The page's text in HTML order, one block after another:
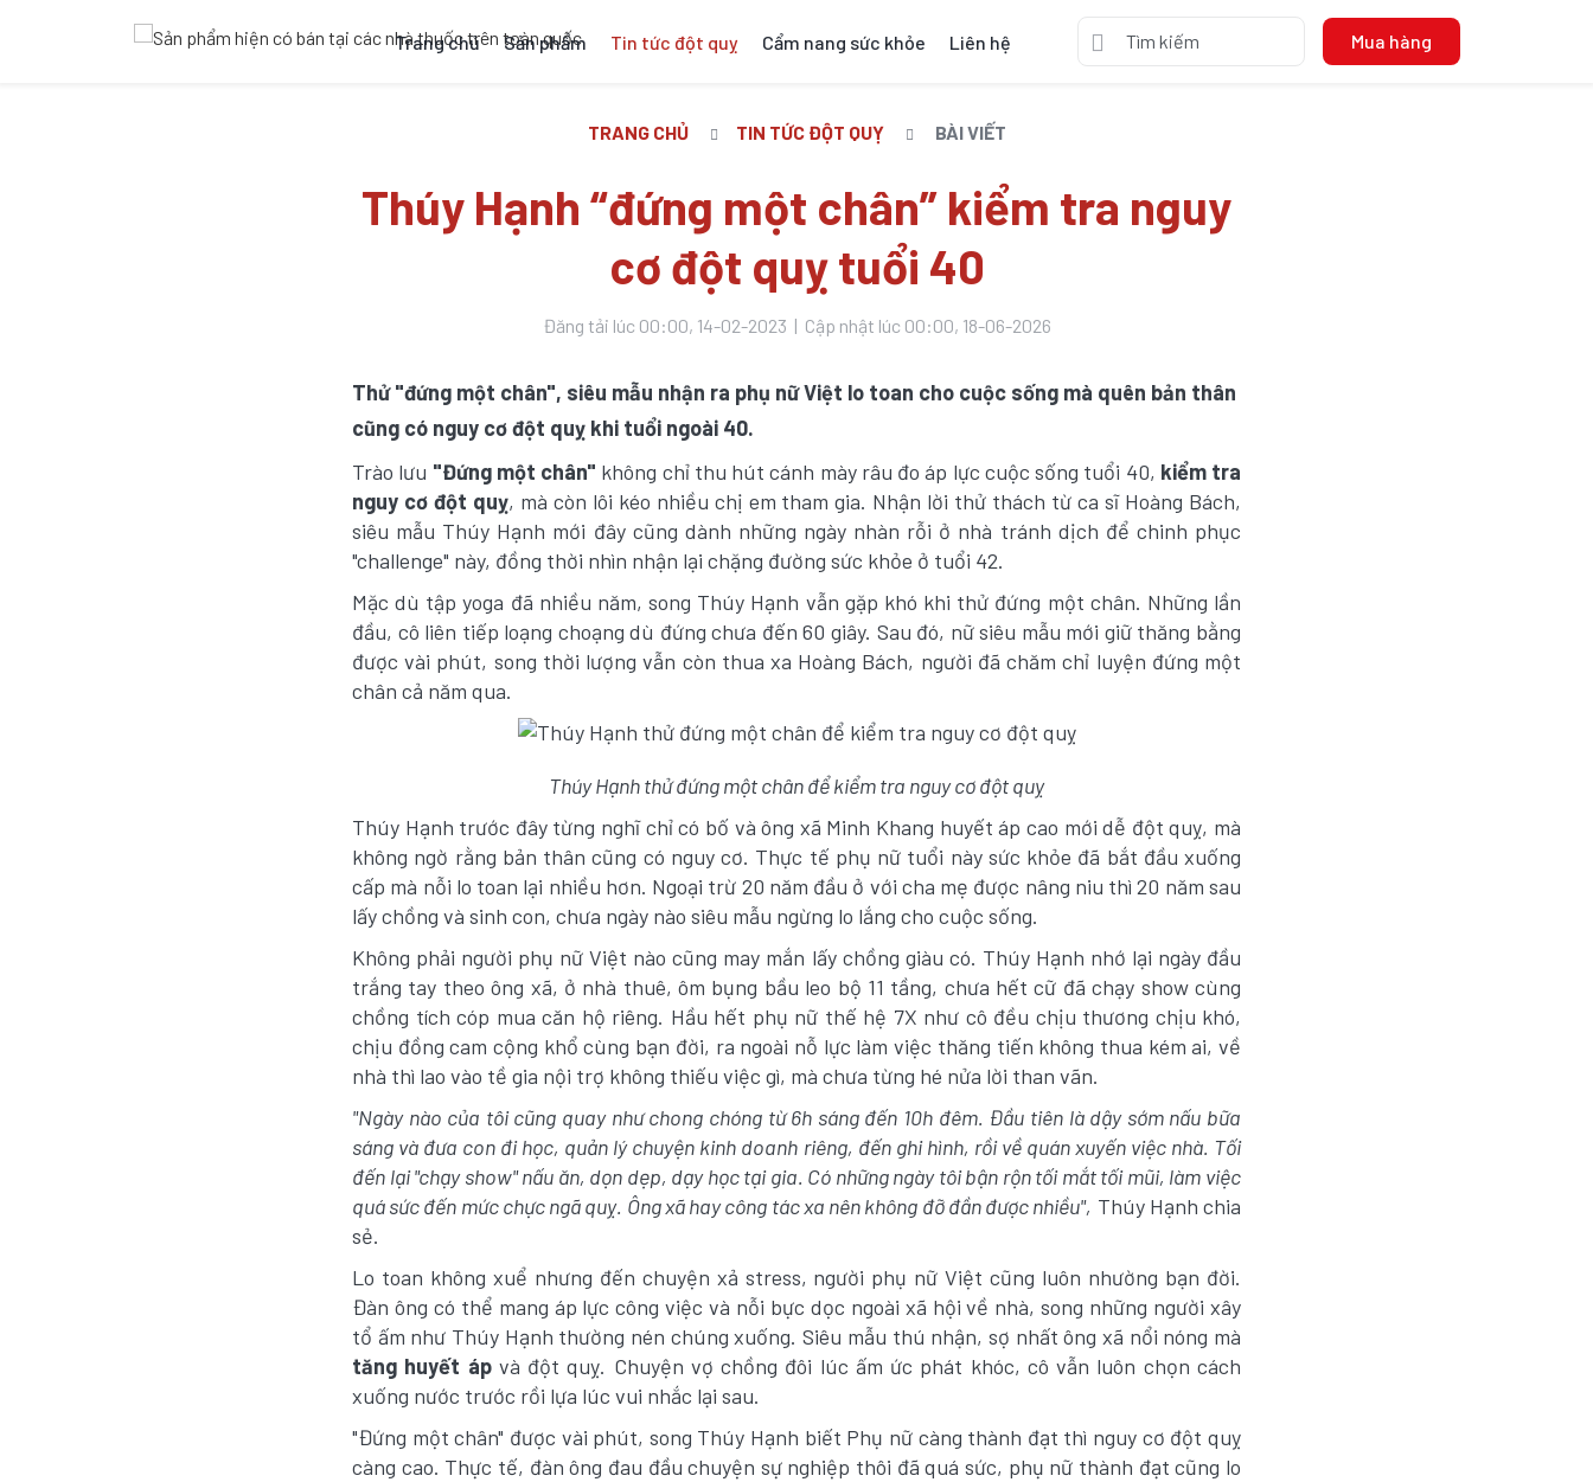
Trang chủ Sản phẩm Tin tức đột quỵ Cẩm nang sức khỏe Liên hệ Mua hàng
TRANG CHỦ TIN TỨC ĐỘT QUỴ BÀI VIẾT
Thúy Hạnh “đứng một chân” kiểm tra nguy
cơ đột quỵ tuổi 40
Đăng tải lúc 00:00, 14-02-2023 | Cập nhật lúc 00:00, 18-06-2026
Thử "đứng một chân", siêu mẫu nhận ra phụ nữ Việt lo toan cho cuộc sống mà quên bản thân
cũng có nguy cơ đột quỵ khi tuổi ngoài 40.
Trào lưu "Đứng một chân" không chỉ thu hút cánh mày râu đo áp lực cuộc sống tuổi 40, kiểm tra
nguy cơ đột quỵ, mà còn lôi kéo nhiều chị em tham gia. Nhận lời thử thách từ ca sĩ Hoàng Bách,
siêu mẫu Thúy Hạnh mới đây cũng dành những ngày nhàn rỗi ở nhà tránh dịch để chinh phục
"challenge" này, đồng thời nhìn nhận lại chặng đường sức khỏe ở tuổi 42.
Mặc dù tập yoga đã nhiều năm, song Thúy Hạnh vẫn gặp khó khi thử đứng một chân. Những lần
đầu, cô liên tiếp loạng choạng dù đứng chưa đến 60 giây. Sau đó, nữ siêu mẫu mới giữ thăng bằng
được vài phút, song thời lượng vẫn còn thua xa Hoàng Bách, người đã chăm chỉ luyện đứng một
chân cả năm qua.
Thúy Hạnh thử đứng một chân để kiểm tra nguy cơ đột quỵ
Thúy Hạnh trước đây từng nghĩ chỉ có bố và ông xã Minh Khang huyết áp cao mới dễ đột quỵ, mà
không ngờ rằng bản thân cũng có nguy cơ. Thực tế phụ nữ tuổi này sức khỏe đã bắt đầu xuống
cấp mà nỗi lo toan lại nhiều hơn. Ngoại trừ 20 năm đầu ở với cha mẹ được nâng niu thì 20 năm sau
lấy chồng và sinh con, chưa ngày nào siêu mẫu ngừng lo lắng cho cuộc sống.
Không phải người phụ nữ Việt nào cũng may mắn lấy chồng giàu có. Thúy Hạnh nhớ lại ngày đầu
trắng tay theo ông xã, ở nhà thuê, ôm bụng bầu leo bộ 11 tầng, chưa hết cữ đã chạy show cùng
chồng tích cóp mua căn hộ riêng. Hầu hết phụ nữ thế hệ 7X như cô đều chịu thương chịu khó,
chịu đồng cam cộng khổ cùng bạn đời, ra ngoài nỗ lực làm việc thăng tiến không thua kém ai, về
nhà thì lao vào tề gia nội trợ không thiếu việc gì, mà chưa từng hé nửa lời than vãn.
"Ngày nào của tôi cũng quay như chong chóng từ 6h sáng đến 10h đêm. Đầu tiên là dậy sớm nấu bữa
sáng và đưa con đi học, quản lý chuyện kinh doanh riêng, đến ghi hình, rồi về quán xuyến việc nhà. Tối
đến lại "chạy show" nấu ăn, dọn dẹp, dạy học tại gia. Có những ngày tôi bận rộn tối mắt tối mũi, làm việc
quá sức đến mức chực ngã quỵ. Ông xã hay công tác xa nên không đỡ đần được nhiều", Thúy Hạnh chia
sẻ.
Lo toan không xuể nhưng đến chuyện xả stress, người phụ nữ Việt cũng luôn nhường bạn đời.
Đàn ông có thể mang áp lực công việc và nỗi bực dọc ngoài xã hội về nhà, song những người xây
tổ ấm như Thúy Hạnh thường nén chúng xuống. Siêu mẫu thú nhận, sợ nhất ông xã nổi nóng mà
tăng huyết ápvà đột quỵ. Chuyện vợ chồng đôi lúc ấm ức phát khóc, cô vẫn luôn chọn cách
xuống nước trước rồi lựa lúc vui nhắc lại sau.
"Đứng một chân" được vài phút, song Thúy Hạnh biết Phụ nữ càng thành đạt thì nguy cơ đột quỵ
càng cao. Thực tế, đàn ông đau đầu chuyện sự nghiệp thôi đã quá sức, phụ nữ thành đạt cũng lo